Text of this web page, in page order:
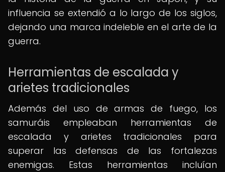
influencia se extendió a lo largo de los siglos,
dejando una marca indeleble en el arte de la
guerra.
Herramientas de escalada y
arietes tradicionales
Además del uso de armas de fuego, los
samuráis empleaban herramientas de
escalada y arietes tradicionales para
superar las defensas de las fortalezas
enemigas. Estas herramientas incluían